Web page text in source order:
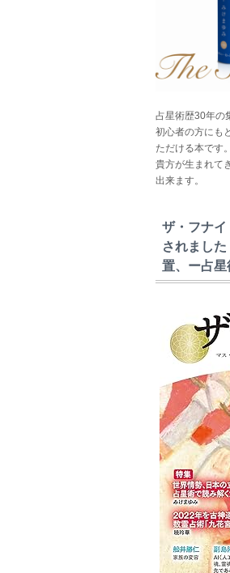
占星術歴30年の
初心者の方にも
ただける本です。
貴方が生まれて
出来ます。
ザ・フナ
されまし
置、ー占星